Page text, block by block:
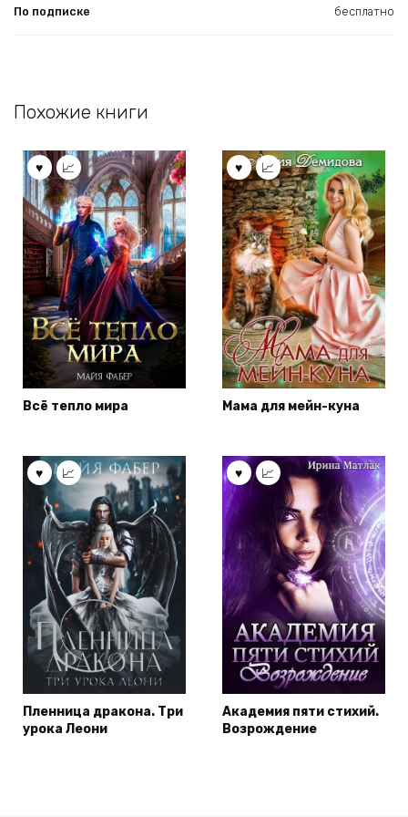
По подписке бесплатно
Похожие книги
Всё тепло мира Мама для мейн-куна
Пленница дракона. Три
урока Леони
Академия пяти стихий.
Возрождение